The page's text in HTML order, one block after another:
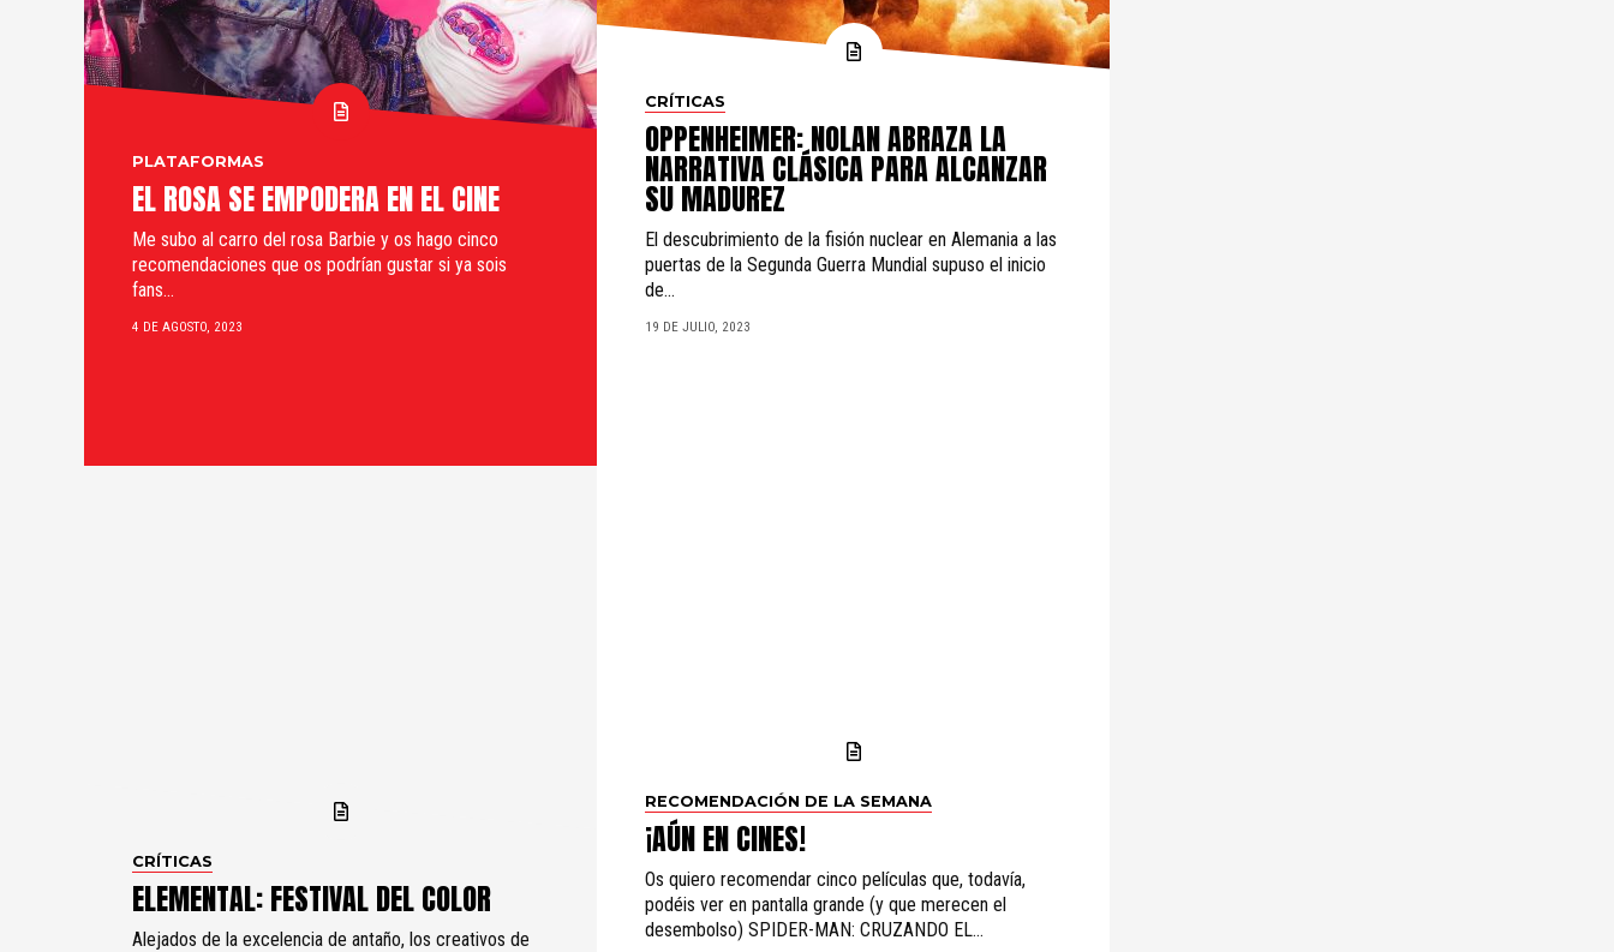
PLATAFORMAS
EL ROSA SE EMPODERA EN EL CINE
Me subo al carro del rosa Barbie y os hago cinco
recomendaciones que os podrían gustar si ya sois
fans...
4 DE AGOSTO, 2023
CRÍTICAS
OPPENHEIMER: NOLAN ABRAZA LA
NARRATIVA CLÁSICA PARA ALCANZAR
SU MADUREZ
El descubrimiento de la fisión nuclear en Alemania a las
puertas de la Segunda Guerra Mundial supuso el inicio
de...
19 DE JULIO, 2023
CRÍTICAS
ELEMENTAL: FESTIVAL DEL COLOR
Alejados de la excelencia de antaño, los creativos de
RECOMENDACIÓN DE LA SEMANA
¡AÚN EN CINES!
Os quiero recomendar cinco películas que, todavía,
podéis ver en pantalla grande (y que merecen el
desembolso) SPIDER-MAN: CRUZANDO EL...